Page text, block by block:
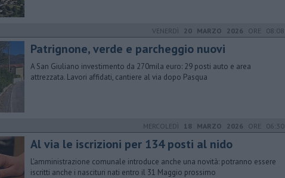
VENERDÌ 20 MARZO 2026 ORE 08:08
Patrignone, verde e parcheggio nuovi
A San Giuliano investimento da 270mila euro: 29 posti auto e area
attrezzata. Lavori affidati, cantiere al via dopo Pasqua
MERCOLEDÌ 18 MARZO 2026 ORE 06:30
Al via le iscrizioni per 134 posti al nido
L'amministrazione comunale introduce anche una novità: potranno essere
iscritti anche i nascituri nati entro il 31 Maggio prossimo